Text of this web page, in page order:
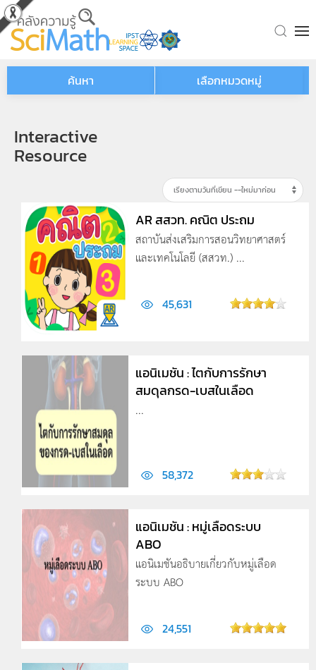
Skip to main content
ค้นหา เลือกหมวดหมู่
Interactive
Resource
AR สสวท. คณิต ประถม
สถาบันส่งเสริมการสอนวิทยาศาสตร์
และเทคโนโลยี (สสวท.) ...
45,631
แอนิเมชัน : ไตกับการรักษา
สมดุลกรด-เบสในเลือด
...
58,372
แอนิเมชัน : หมู่เลือดระบบ
ABO
แอนิเมชันอธิบายเกี่ยวกับหมู่เลือด
ระบบ ABO
24,551